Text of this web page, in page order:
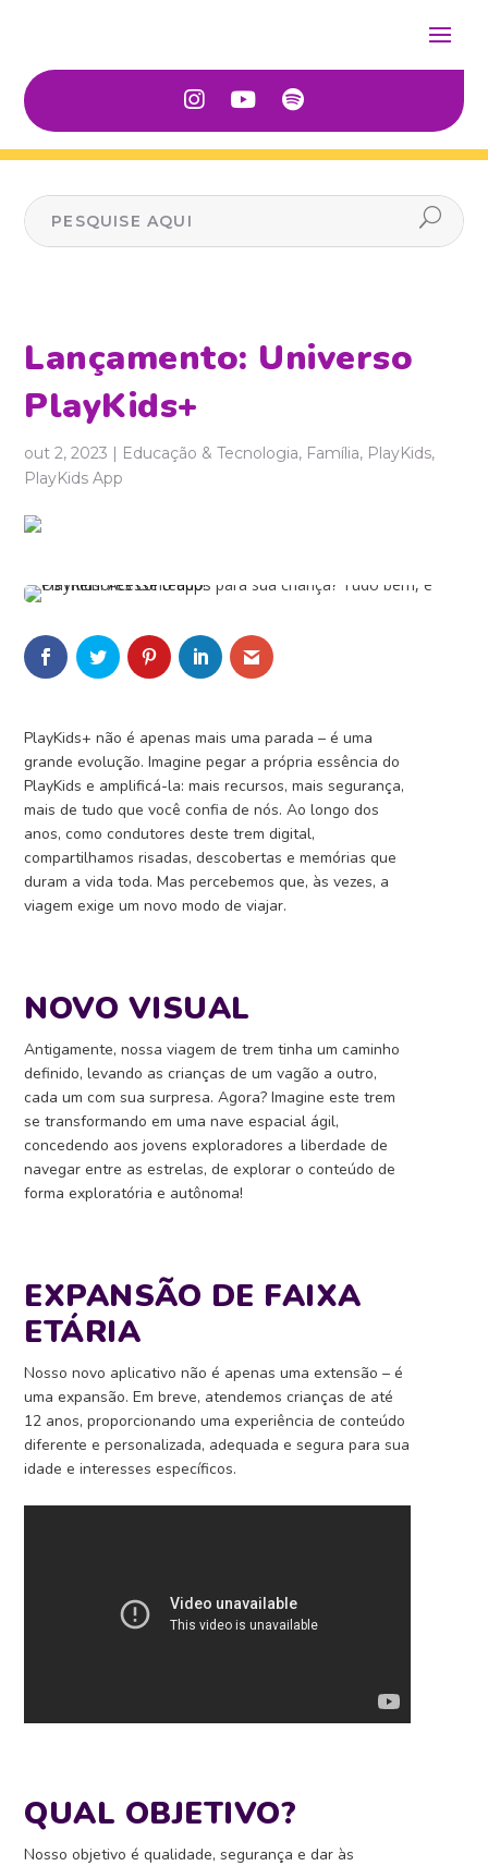
Lançamento: Universo
PlayKids+
out 2, 2023 | Educação & Tecnologia, Família, PlayKids,
PlayKids App
PlayKids+ não é apenas mais uma parada – é uma
grande evolução. Imagine pegar a própria essência do
PlayKids e amplificá-la: mais recursos, mais segurança,
mais de tudo que você confia de nós. Ao longo dos
anos, como condutores deste trem digital,
compartilhamos risadas, descobertas e memórias que
duram a vida toda. Mas percebemos que, às vezes, a
viagem exige um novo modo de viajar.
NOVO VISUAL
Antigamente, nossa viagem de trem tinha um caminho
definido, levando as crianças de um vagão a outro,
cada um com sua surpresa. Agora? Imagine este trem
se transformando em uma nave espacial ágil,
concedendo aos jovens exploradores a liberdade de
navegar entre as estrelas, de explorar o conteúdo de
forma exploratória e autônoma!
EXPANSÃO DE FAIXA
ETÁRIA
Nosso novo aplicativo não é apenas uma extensão – é
uma expansão. Em breve, atendemos crianças de até
12 anos, proporcionando uma experiência de conteúdo
diferente e personalizada, adequada e segura para sua
idade e interesses específicos.
QUAL OBJETIVO?
Nosso objetivo é qualidade, segurança e dar às